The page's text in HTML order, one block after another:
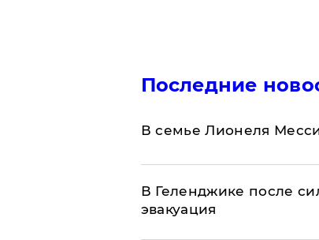
Последние
В семье Лионеля
В Геленджике после
эвакуация